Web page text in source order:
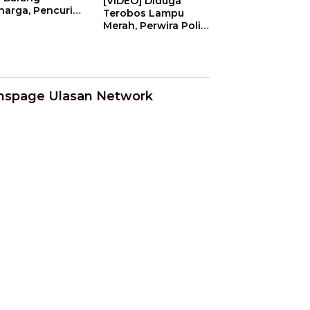
Pencuri
Terobos Lampu
Merah, Perwira Polisi
Ulasan Network